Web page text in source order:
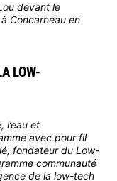
devant le
Concarneau en
LOW-
l’eau et
avec pour fil
, fondateur du Low-
communauté
de la low-tech